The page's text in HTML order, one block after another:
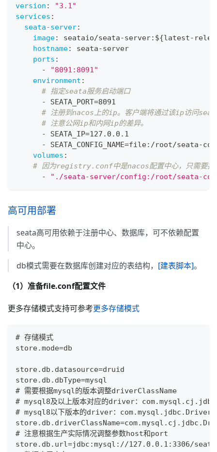
version :
"3.1"
services :
seata-server:
image: seataio/seata-server: ${latest-
hostname: seata-server
ports :
-
"8091:8091"
environment :
# 指定seata服务启动端口
-
SEATA_PORT=8091
# 注册到nacos上的ip。客户端将通过该ip访问
# 注意公网ip和内网ip的差异。
-
SEATA_IP=127.0.0.1
-
SEATA_CONFIG_NAME=file: /root/seata-
volumes :
# 因为registry.conf中是nacos配置中心，只需
-
"./seata-server/config:/root/seata-
高可用部署
seata高可用依赖于注册中心、数据库，可不依赖配置
中心。
db模式需要在数据库创建对应的表结构， [建表脚本]。
（1）准备file.conf配置文件
更多存储模式支持可参考更多存储模式
# 存储模式
store.mode=db
store.db.datasource=druid
store.db.dbType=mysql
# 需要根据mysql的版本调整driverClassName
# mysql8及以上版本对应的driver：
# mysql8以下版本的driver：com.mysql.jdbc.Driver
# 注意根据生产实际情况调整参数host和port
store.db.url=jdbc:mysql://127.0.0.1:3306/seata-